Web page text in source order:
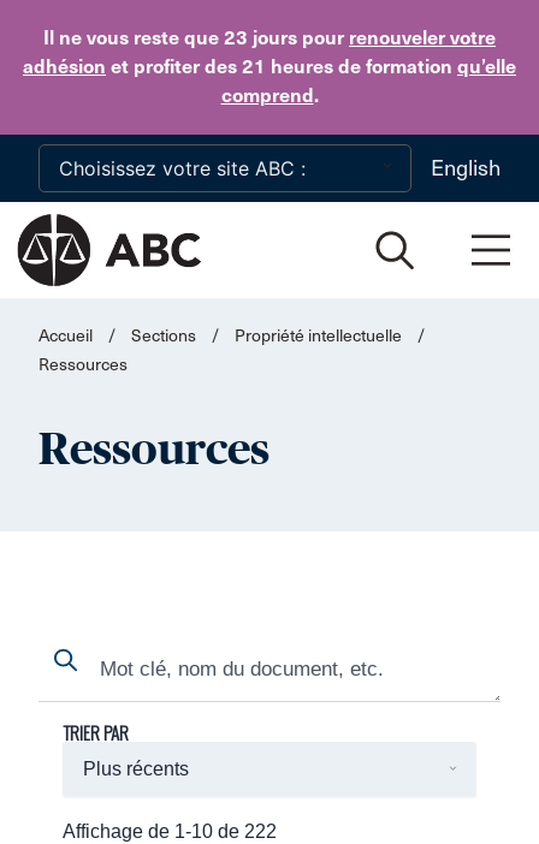
Il ne vous reste que 23 jours pour renouveler votre
adhésion et profiter des 21 heures de formation qu’elle
comprend.
Skip to main content
English
Accueil / Sections / Propriété intellectuelle
/
Ressources
Ressources
Search
Search
Affichage de 1-10 de 222
TRIER PAR